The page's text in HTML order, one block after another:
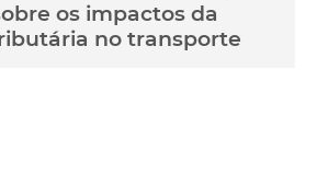
os impactos da
no transporte